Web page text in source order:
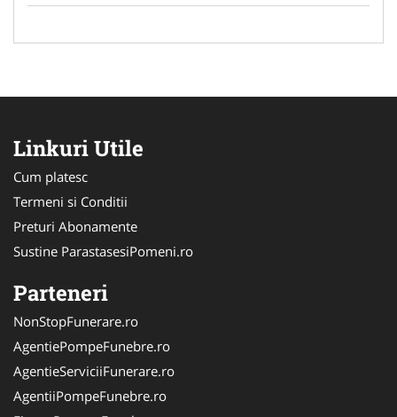
Linkuri Utile
Cum platesc
Termeni si Conditii
Preturi Abonamente
Sustine ParastasesiPomeni.ro
Parteneri
NonStopFunerare.ro
AgentiePompeFunebre.ro
AgentieServiciiFunerare.ro
AgentiiPompeFunebre.ro